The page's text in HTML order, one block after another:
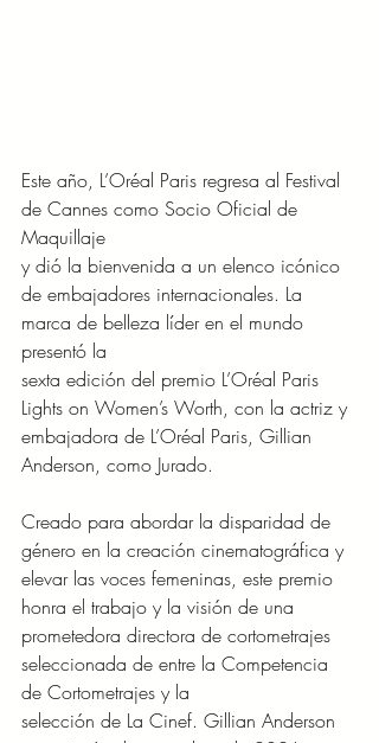
Este año, L’Oréal Paris regresa al Festival
de Cannes como Socio Oficial de
Maquillaje
y dió la bienvenida a un elenco icónico
de embajadores internacionales. La
marca de belleza líder en el mundo
presentó la
sexta edición del premio L’Oréal Paris
Lights on Women’s Worth, con la actriz y
embajadora de L’Oréal Paris, Gillian
Anderson, como Jurado.
Creado para abordar la disparidad de
género en la creación cinematográfica y
elevar las voces femeninas, este premio
honra el trabajo y la visión de una
prometedora directora de cortometrajes
seleccionada de entre la Competencia
de Cortometrajes y la
selección de La Cinef. Gillian Anderson